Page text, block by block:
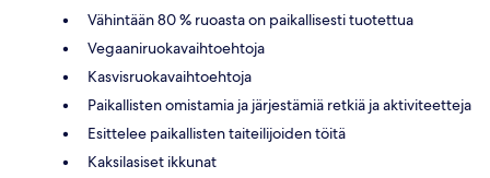
Vähintään 80 % ruoasta on paikallisesti tuotettua
Vegaaniruokavaihtoehtoja
Kasvisruokavaihtoehtoja
Paikallisten omistamia ja järjestämiä retkiä ja aktiviteetteja
Esittelee paikallisten taiteilijoiden töitä
Kaksilasiset ikkunat